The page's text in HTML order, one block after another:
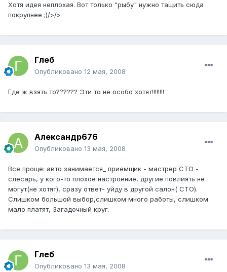
Хотя идея неплохая. Вот только "рыбу" нужно тащить сюда
покрупнее ;)/>/>
Глеб
Опубликовано 12 мая, 2008
Где ж взять то?????? Эти то не особо хотят!!!!!!!!
Александр676
Опубликовано 13 мая, 2008
Все проще: авто занимается_ приемщик - мастрер СТО -
слесарь, у кого-то плохое настроение, другие повлиять не
могут(не хотят), сразу ответ- уйду в другой салон( СТО).
Слишком большой выбор,слишком много работы, слишком
мало платят, Загадочный круг.
Глеб
Опубликовано 13 мая, 2008